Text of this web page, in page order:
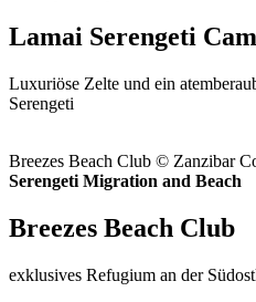
Lamai Serengeti
Luxuriöse Zelte und ein
Serengeti
Breezes Beach Club © Zanzibar
Serengeti Migration and Beach
Breezes Beach Club
exklusives Refugium an der